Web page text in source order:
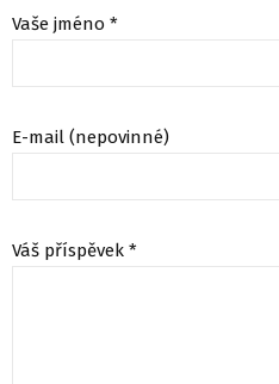
Vaše jméno *
E-mail (nepovinné)
Váš příspěvek *